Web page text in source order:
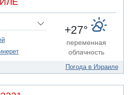
в хостеле - Гильбоа
с Йоавом Элиаси
+27°
переменная
облачность
Погода в Израиле